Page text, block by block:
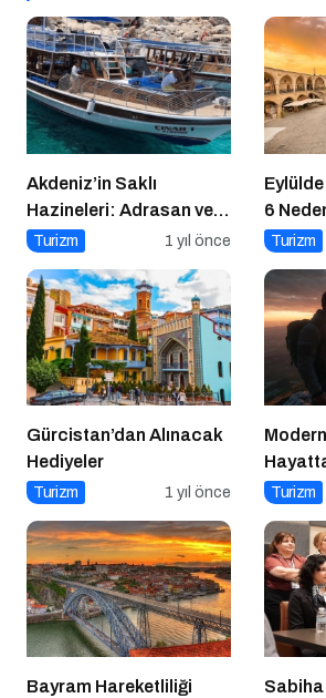
Akdeniz’in Saklı
Hazineleri: Adrasan ve
Çevresi
Turizm 1 yıl önce
6
Turizm
Gürcistan’dan Alınacak
Hediyeler
Turizm 1 yıl önce
Rehberi
Turizm
Bayram Hareketliliği
Sabiha